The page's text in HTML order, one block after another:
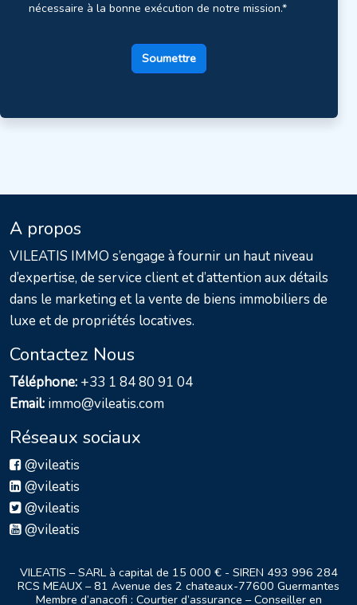
nécessaire à la bonne exécution de notre mission.*
Soumettre
A propos
VILEATIS IMMO s’engage à fournir un haut niveau
d’expertise, de service client et d’attention aux détails
dans le marketing et la vente de biens immobiliers de
luxe et de propriétés locatives.
Contactez Nous
Téléphone: +33 1 84 80 91 04
Email: immo@vileatis.com
Réseaux sociaux
@vileatis
@vileatis
@vileatis
@vileatis
VILEATIS – SARL à capital de 15 000 € - SIREN 493 996 284
RCS MEAUX – 81 Avenue des 2 chateaux-77600 Guermantes
Membre d’anacofi : Courtier d’assurance – Conseiller en